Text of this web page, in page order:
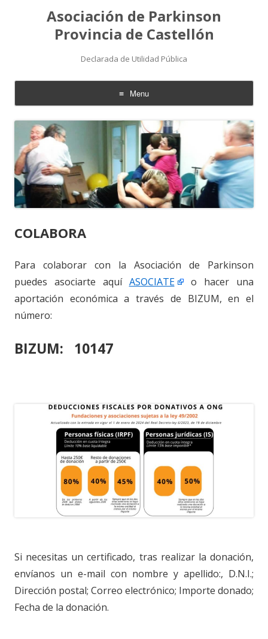
Asociación de Parkinson
Provincia de Castellón
Declarada de Utilidad Pública
Menu
Skip
to
content
COLABORA
Para colaborar con la Asociación de Parkinson
puedes asociarte aquí ASOCIATE
o hacer una
aportación económica a través de BIZUM, en el
número:
BIZUM: 10147
Si necesitas un certificado, tras realizar la donación,
envíanos un e-mail con nombre y apellido:, D.N.I.;
Dirección postal; Correo electrónico; Importe donado;
Fecha de la donación.